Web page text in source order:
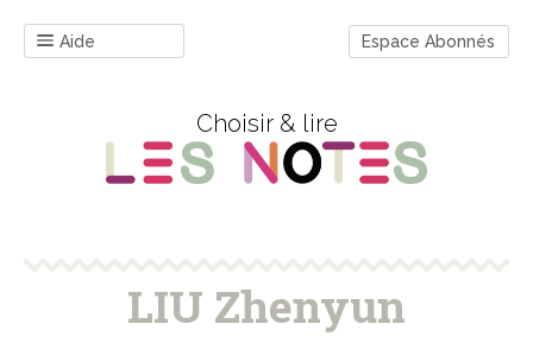
Aide Espace Abonnés
Choisir & lire
LIU Zhenyun